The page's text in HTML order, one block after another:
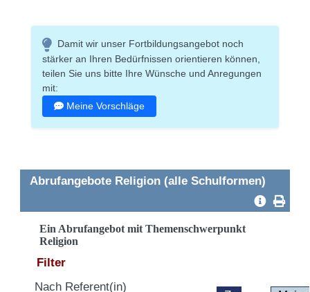
Damit wir unser Fortbildungsangebot noch
stärker an Ihren Bedürfnissen orientieren können,
teilen Sie uns bitte Ihre Wünsche und Anregungen
mit:
Meine Vorschläge
Abrufangebote Religion (alle Schulformen)
Ein Abrufangebot mit Themenschwerpunkt
Religion
Filter
Nach Referent(in)